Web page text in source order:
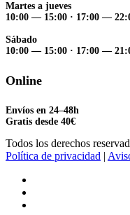
Martes a jueves
10:00 — 15:00 · 17:00 —
Sábado
10:00 — 15:00 · 17:00 —
Online
Envíos en 24–48h
Gratis desde 40€
Todos los derechos
Política de privacidad |